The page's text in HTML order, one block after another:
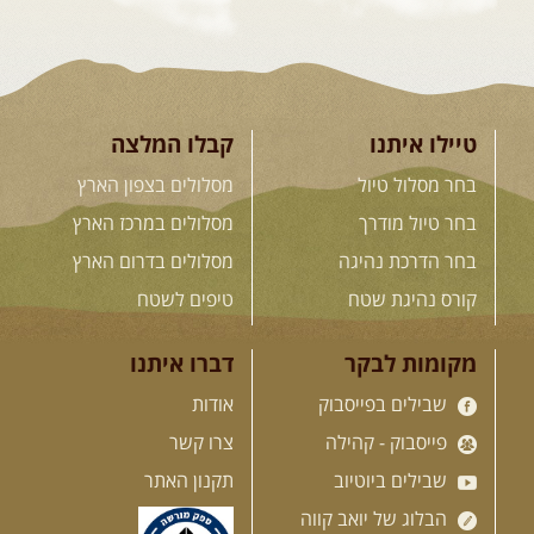
הקווקז הגבוה מחכה לכם: נתיבי שטח
מרהיבים, פסגות מושלגות, אירוח ...
[המשך]
23-29.09.2026 - סוכות – טיול
פתוח
בין רכס הקווקז הנמוך לגבוה, בין נהרות
שוצפים למעברי הרים ...[המשך]
הדרכות נהיגה
טיילו איתנו
בחר מסלול טיול
בחר טיול מודרך
בחר הדרכת נהיגה
קורס נהיגת שטח
קבלו המלצה
מסלולים בצפון הארץ
מסלולים במרכז הארץ
מסלולים בדרום הארץ
טיפים לשטח
מקומות לבקר
שבילים בפייסבוק
פייסבוק - קהילה
שבילים ביוטיוב
הבלוג של יואב קווה
דברו איתנו
אודות
צרו קשר
תקנון האתר